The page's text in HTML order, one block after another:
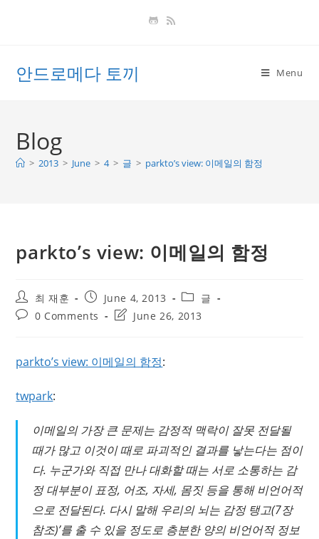
안드로메다 토끼 Menu
Blog
> 2013 > June > 4 > 글 > parkto’s view: 이메일의 함정
parkto’s view: 이메일의 함정
Post
author:
최 재훈
Post
published:
June 4, 2013
Post
category:
글
Post0 Comments
PostJune 26, 2013
parkto’s view: 이메일의 함정:
twpark:
이메일의 가장 큰 문제는 감정적 맥락이 잘못 전달될
때가 많고 이것이 때로 파괴적인 결과를 낳는다는 점이
다. 누군가와 직접 만나 대화할 때는 서로 소통하는 감
정 대부분이 표정, 어조, 자세, 몸짓 등을 통해 비언어적
으로 전달된다. 다시 말해 우리의 뇌는 감정 탱고(7장
참조)’를 출 수 있을 정도로 층분한 양의 비언어적 정보